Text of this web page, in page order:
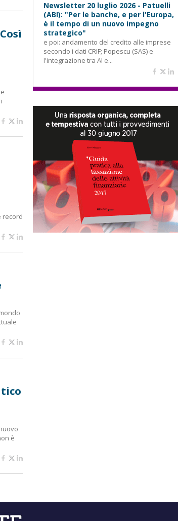
record
è
Newsletter 20 luglio 2026 - Patuelli
(ABI): "Per le banche, e per l'Europa,
è il tempo di un nuovo impegno
strategico"
e poi: andamento del credito alle imprese
secondo i dati CRIF; Popescu (SAS) e
l'integrazione tra AI e...